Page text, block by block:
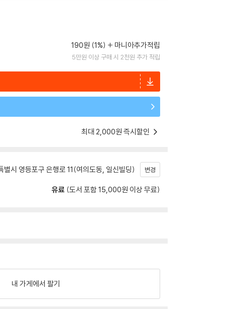
190원 (1%) 마니아추가적립
5만원 이상 구매 시 2천원 추가 적립
최대 2,000원 즉시할인
별시 영등포구 은행로 11(여의도동, 일신빌딩) 변경
유료 (도서 포함 15,000원 이상 무료)
내 가게에서 팔기